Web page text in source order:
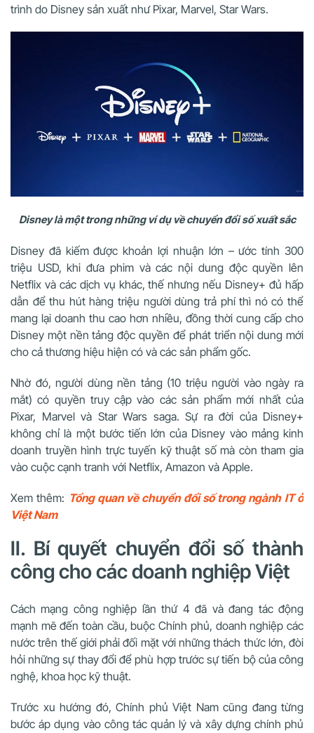
trình do Disney sản xuất như Pixar, Marvel, Star Wars.
Disney là một trong những ví dụ về chuyển đổi số xuất sắc
Disney đã kiếm được khoản lợi nhuận lớn – ước tính 300
triệu USD, khi đưa phim và các nội dung độc quyền lên
Netflix và các dịch vụ khác, thế nhưng nếu Disney+ đủ hấp
dẫn để thu hút hàng triệu người dùng trả phí thì nó có thể
mang lại doanh thu cao hơn nhiều, đồng thời cung cấp cho
Disney một nền tảng độc quyền để phát triển nội dung mới
cho cả thương hiệu hiện có và các sản phẩm gốc.
Nhờ đó, người dùng nền tảng (10 triệu người vào ngày ra
mắt) có quyền truy cập vào các sản phẩm mới nhất của
Pixar, Marvel và Star Wars saga. Sự ra đời của Disney+
không chỉ là một bước tiến lớn của Disney vào mảng kinh
doanh truyền hình trực tuyến kỹ thuật số mà còn tham gia
vào cuộc cạnh tranh với Netflix, Amazon và Apple.
Xem thêm: Tổng quan về chuyển đổi số trong ngành IT ở
Việt Nam
II. Bí quyết chuyển đổi số thành
công cho các doanh nghiệp Việt
Cách mạng công nghiệp lần thứ 4 đã và đang tác động
mạnh mẽ đến toàn cầu, buộc Chính phủ, doanh nghiệp các
nước trên thế giới phải đối mặt với những thách thức lớn, đòi
hỏi những sự thay đổi để phù hợp trước sự tiến bộ của công
nghệ, khoa học kỹ thuật.
Trước xu hướng đó, Chính phủ Việt Nam cũng đang từng
bước áp dụng vào công tác quản lý và xây dựng chính phủ